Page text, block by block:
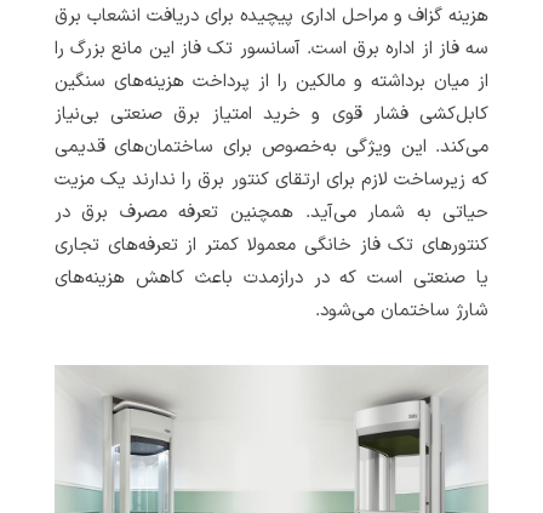
هزینه گزاف و مراحل اداری پیچیده برای دریافت انشعاب برق
سه فاز از اداره برق است. آسانسور تک فاز این مانع بزرگ را
از میان برداشته و مالکین را از پرداخت هزینه‌های سنگین
کابل‌کشی فشار قوی و خرید امتیاز برق صنعتی بی‌نیاز
می‌کند. این ویژگی به‌خصوص برای ساختمان‌های قدیمی
که زیرساخت لازم برای ارتقای کنتور برق را ندارند یک مزیت
حیاتی به شمار می‌آید. همچنین تعرفه مصرف برق در
کنتورهای تک فاز خانگی معمولا کمتر از تعرفه‌های تجاری
یا صنعتی است که در درازمدت باعث کاهش هزینه‌های
شارژ ساختمان می‌شود.